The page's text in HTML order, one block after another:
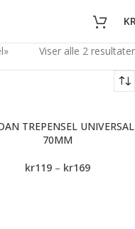
Viser alle 2 resultater
TREPENSEL UNIVERSAL
70MM
kr119 – kr169